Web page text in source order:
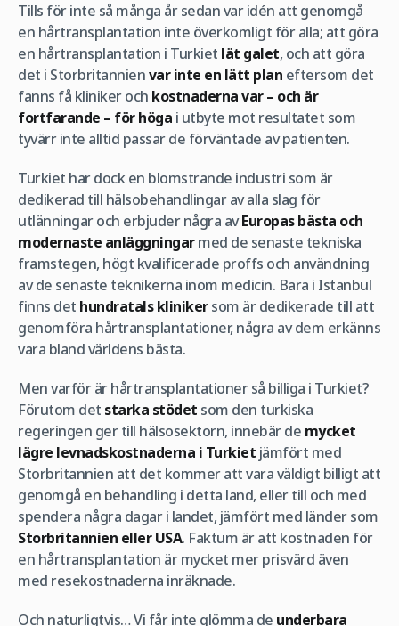
Tills för inte så många år sedan var idén att genomgå
en hårtransplantation inte överkomligt för alla; att göra
en hårtransplantation i Turkiet lät galet, och att göra
det i Storbritannienvar inte en lätt plan eftersom det
fanns få kliniker och kostnaderna var – och är
fortfarande – för höga i utbyte mot resultatet som
tyvärr inte alltid passar de förväntade av patienten.
Turkiet har dock en blomstrande industri som är
dedikerad till hälsobehandlingar av alla slag för
utlänningar och erbjuder några avEuropas bästa och
modernaste anläggningarmed de senaste tekniska
framstegen, högt kvalificerade proffs och användning
av de senaste teknikerna inom medicin. Bara i Istanbul
finns det hundratals klinikersom är dedikerade till att
genomföra hårtransplantationer, några av dem erkänns
vara bland världens bästa.
Men varför är hårtransplantationer så billiga i Turkiet?
Förutom det starka stödet som den turkiska
regeringen ger till hälsosektorn, innebär de mycket
lägre levnadskostnaderna i Turkiet jämfört med
Storbritannien att det kommer att vara väldigt billigt att
genomgå en behandling i detta land, eller till och med
spendera några dagar i landet, jämfört med länder som
Storbritannien eller USA. Faktum är att kostnaden för
en hårtransplantation är mycket mer prisvärd även
med resekostnaderna inräknade.
Och naturligtvis… Vi får inte glömma de underbara